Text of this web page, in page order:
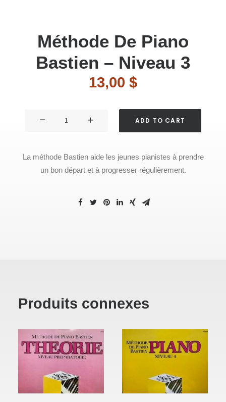
Méthode De Piano
Bastien – Niveau 3
13,00 $
Méthode
Bastien
–
quantity
ADD TO CART
La méthode Bastien aide les jeunes pianistes à prendre
un bon départ et à progresser régulièrement.
Produits connexes